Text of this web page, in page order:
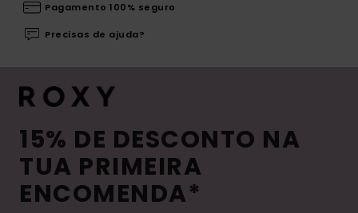
Pagamento 100% seguro
Precisas de ajuda?
15% DE DESCONTO NA
TUA PRIMEIRA
ENCOMENDA*